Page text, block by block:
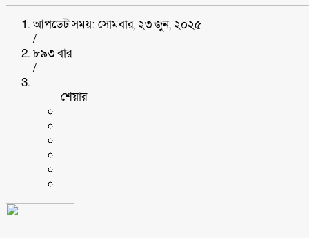
আপডেট সময়: সোমবার, ২৩ জুন, ২০২৫
/
৮৯৩ বার
/
শেয়ার